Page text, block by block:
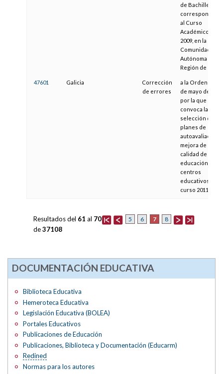
de Bachillerato
al Curso
Académico
2009, en la
Comunidad
Autónoma de la
Región de
47601 Galicia
Corrección
de errores
a la Orden de 13
de mayo de 2011
por la que se
convoca la
selección de
planes de
autoavaliación y
mejora de la
calidad de la
educación en
centros
educativos
curso 2011-2012
5 6 7 8
Resultados del 61 al 70
de37108
DOCUMENTACIÓN EDUCATIVA
Biblioteca Educativa
Hemeroteca Educativa
Legislación Educativa (BOLEA)
Portales Educativos
Publicaciones de Educación
Publicaciones, Biblioteca y Documentación (Educarm)
Redined
Normas para los autores